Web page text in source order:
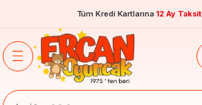
Tüm Kredi Kartlarına 12 Ay Taksit